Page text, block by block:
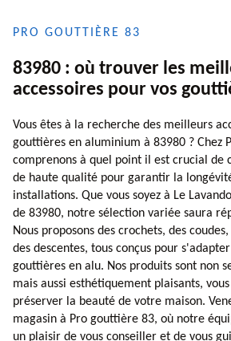
PRO GOUTTIÈRE 83
83980 : où trouver les
accessoires pour vos
Vous êtes à la recherche des meilleurs
gouttières en aluminium à 83980 ? Chez
comprenons à quel point il est crucial de
de haute qualité pour garantir la
installations. Que vous soyez à Le
de 83980, notre sélection variée saura
Nous proposons des crochets, des
des descentes, tous conçus pour
gouttières en alu. Nos produits sont non
mais aussi esthétiquement plaisants,
préserver la beauté de votre maison.
magasin à Pro gouttière 83, où notre
un plaisir de vous conseiller et de vous